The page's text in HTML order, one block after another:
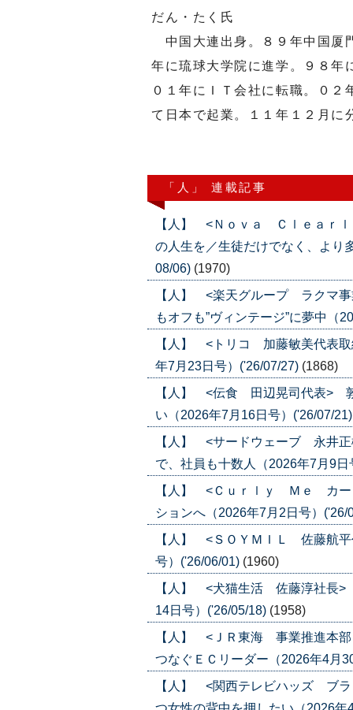
だん・たく氏
中国大連出身。８９年中国厦
年に琉球大学院に進学。９８年
０１年にＩＴ会社に転職。０
て日本で起業。１１年１２月に
「人」 連載記事
【人】 <Ｎｏｖａ Ｃｌｅａｒ
の人生を／生徒だけでなく、より
08/06) (1970)
【人】 <楽天グループ ラクマ
もオフも”ヴィンテージ”に夢中（
【人】 <トリコ 加藤敏美代表
年7月23日号）('26/07/27) (1868)
【人】 <伝食 田辺晃司代表> 敦
い（2026年7月16日号）('26/07/
【人】 <サードウェーブ 永井
で、社員も十数人（2026年7月9
【人】 <Ｃｕｒｌｙ Ｍｅ カー
ションへ（2026年7月2日号）('26/
【人】 <ＳＯＹＭＩＬ 佐藤航
号）('26/06/01) (1960)
【人】 <犬猫生活 佐藤淳社長>
14日号）('26/05/18) (1958)
【人】 <ＪＲ東海 事業推進本
つなぐＥＣリーダー（2026年4月
【人】 <関西テレビハッズ ブ